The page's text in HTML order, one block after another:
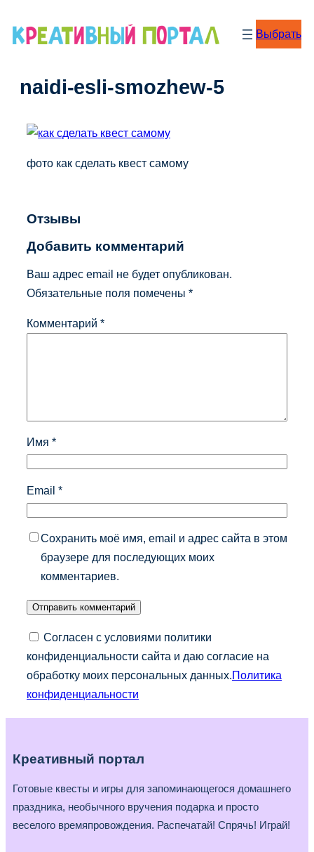
Выбрать
naidi-esli-smozhew-5
фото как сделать квест самому
Отзывы
Добавить комментарий
Ваш адрес email не будет опубликован.
Обязательные поля помечены *
Комментарий *
Имя *
Email *
Сохранить моё имя, email и адрес сайта в этом
браузере для последующих моих
комментариев.
Согласен с условиями политики
конфиденциальности сайта и даю согласие на
обработку моих персональных данных. Политика
конфиденциальности
Креативный портал
Готовые квесты и игры для запоминающегося домашнего
праздника, необычного вручения подарка и просто
веселого времяпровождения. Распечатай! Спрячь! Играй!